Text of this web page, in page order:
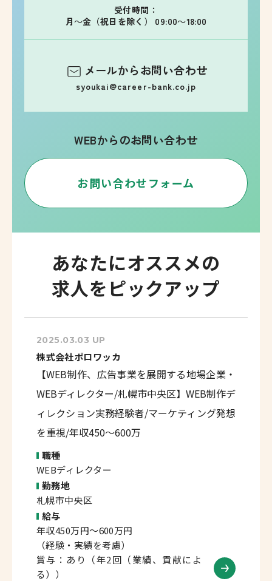
受付時間：
月～金（祝日を除く） 09:00～18:00
メールからお問い合わせ
syoukai@career-bank.co.jp
WEBからのお問い合わせ
お問い合わせフォーム
あなたにオススメの
求人をピックアップ
2025.03.03 UP
株式会社ポロワッカ
【WEB制作、広告事業を展開する地場企業・
WEBディレクター/札幌市中央区】WEB制作デ
ィレクション実務経験者/マーケティング発想
を重視/年収450～600万
職種
WEBディレクター
勤務地
札幌市中央区
給与
年収450万円～600万円
（経験・実績を考慮）
賞与：あり（年2回（業績、貢献によ
る））